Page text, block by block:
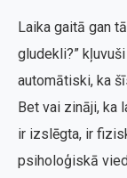
Laika gaitā gan
gludekli?”
automātiski, ka
Bet vai zināji, ka
ir izslēgta, ir
psiholoģiskā